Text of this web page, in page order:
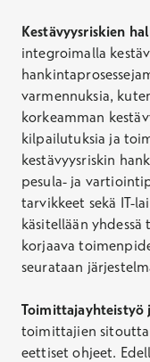
Kestävyysriskien
integroimalla
varmennuksia,
korkeamman
kilpailutuksia ja
kestävyysriskin
pesula- ja
tarvikkeet sekä IT-
käsitellään
korjaava
seurataan
Toimittajayhteistyö
toimittajien
eettisetohjeet.